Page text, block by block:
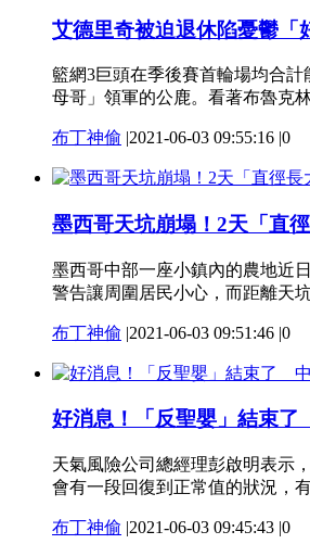
艾德里奇被迫退休陷憂鬱「
籃網3巨頭在季後賽首輪場均合
母哥」領軍的公鹿。看著布魯克
布丁神偷 |2021-06-03 09:55:16 |0
墨西哥天坑崩塌！2天「直
墨西哥中部一座小鎮內的農地近
警告讓周圍居民小心，而距離天
布丁神偷 |2021-06-03 09:51:46 |0
好消息！「反聖嬰」結束
天氣風險公司總經理彭啟明表示
會有一段回復到正常值的狀況，
布丁神偷 |2021-06-03 09:45:43 |0